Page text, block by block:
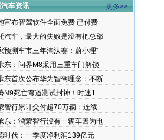
车资讯
更多>>
宣布智驾软件全面免费 已付费
汽车，最大的失败是没有把总部
预测车市三年淘汰赛：蔚小理“
东：问界M8采用三重车门解锁
东首次公布华为智驾理念：不断
N9死亡弯道测试封神！时速1
智行累计交付超70万辆：连续
东：鸿蒙智行没有一辆车因为电
时代：一季度净利润139亿元